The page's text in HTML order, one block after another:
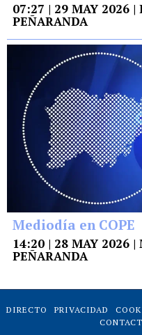
07:27 | 29 MAY 2026 |
PEÑARANDA
Mediodía en COPE
14:20 | 28 MAY 2026 |
PEÑARANDA
DIRECTO PRIVACIDAD